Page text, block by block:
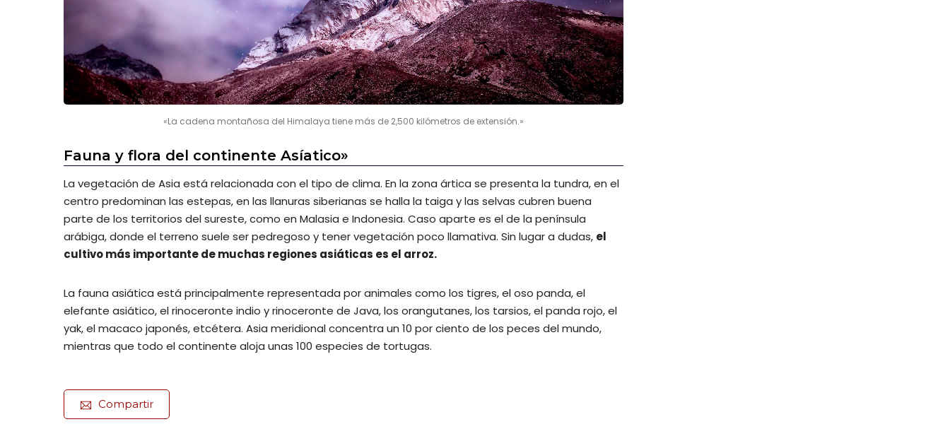
«La cadena montañosa del Himalaya tiene más de 2,500 kilómetros de extensión.»
Fauna y flora del continente Asíatico»
La vegetación de Asia está relacionada con el tipo de clima. En la zona ártica se presenta la tundra, en el
centro predominan las estepas, en las llanuras siberianas se halla la taiga y las selvas cubren buena
parte de los territorios del sureste, como en Malasia e Indonesia. Caso aparte es el de la península
arábiga, donde el terreno suele ser pedregoso y tener vegetación poco llamativa. Sin lugar a dudas, el
cultivo más importante de muchas regiones asiáticas es el arroz.
La fauna asiática está principalmente representada por animales como los tigres, el oso panda, el
elefante asiático, el rinoceronte indio y rinoceronte de Java, los orangutanes, los tarsios, el panda rojo, el
yak, el macaco japonés, etcétera. Asia meridional concentra un 10 por ciento de los peces del mundo,
mientras que todo el continente aloja unas 100 especies de tortugas.
Compartir